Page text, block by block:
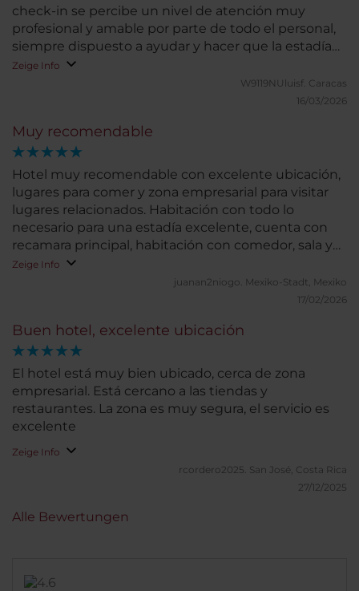
check-in se percibe un nivel de atención muy
profesional y amable por parte de todo el personal,
siempre dispuesto a ayudar y hacer que la estadía
sea cómoda y agradable. Las habitaciones destacan
por su impecable limpieza, comodidad y cuidado en
los detalles, lo que permite descansar plenamente
Todo se mantiene en perfectas condiciones,
reflejando un estándar de calidad muy alto en el
servicio de housekeeping. Otro punto fuerte del
hotel es su ubicación privilegiada, dentro del
complejo del World Trade Center y muy cerca de
zonas clave de negocios y entretenimiento como el
Parque de la 93, lo que facilita moverse por la ciudad
y aprovechar al máximo la estancia, como
recomendación solo les comentaria revisar los
impecable y una ubicación estratégica,
convirtiéndose en una opción altamente
para visitas a Bogotá.
Zeige Info
W9119NUluisf. Caracas
16/03/2026
Muy recomendable
Hotel muy recomendable con excelente ubicación,
lugares para comer y zona empresarial para visitar
lugares relacionados. Habitación con todo lo
necesario para una estadía excelente, cuenta con
recamara principal, habitación con comedor, sala y
escritorio para poder trabajar tranquilamente, cama
muy cómoda y 2 baños completos.
Zeige Info
juanan2niogo. Mexiko-Stadt, Mexiko
17/02/2026
Buen hotel, excelente ubicación
El hotel está muy bien ubicado, cerca de zona
empresarial. Está cercano a las tiendas y
restaurantes. La zona es muy segura, el servicio es
excelente
Zeige Info
rcordero2025. San José, Costa Rica
27/12/2025
Alle Bewertungen